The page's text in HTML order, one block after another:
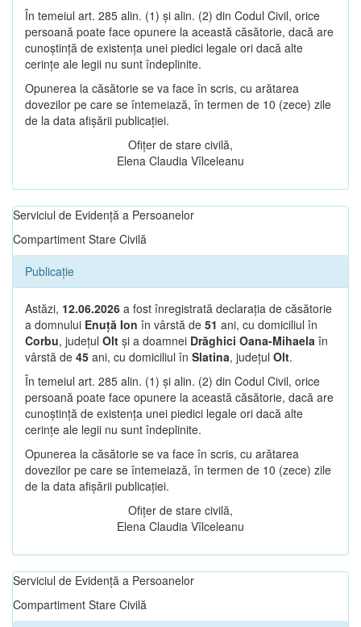
În temeiul art. 285 alin. (1) și alin. (2) din Codul Civil, orice
persoană poate face opunere la această căsătorie, dacă are
cunoștință de existența unei piedici legale ori dacă alte
cerințe ale legii nu sunt îndeplinite.
Opunerea la căsătorie se va face în scris, cu arătarea
dovezilor pe care se întemeiază, în termen de 10 (zece) zile
de la data afișării publicației.
Ofițer de stare civilă,
Elena Claudia Vîlceleanu
Serviciul de Evidență a Persoanelor
Compartiment Stare Civilă
Publicație
Astăzi, 12.06.2026 a fost înregistrată declarația de căsătorie
a domnului Enuță Ion în vârstă de 51 ani, cu domiciliul în
Corbu, județul Olt și a doamnei Drăghici Oana-Mihaela în
vârstă de 45 ani, cu domiciliul în Slatina, județul Olt.
În temeiul art. 285 alin. (1) și alin. (2) din Codul Civil, orice
persoană poate face opunere la această căsătorie, dacă are
cunoștință de existența unei piedici legale ori dacă alte
cerințe ale legii nu sunt îndeplinite.
Opunerea la căsătorie se va face în scris, cu arătarea
dovezilor pe care se întemeiază, în termen de 10 (zece) zile
de la data afișării publicației.
Ofițer de stare civilă,
Elena Claudia Vîlceleanu
Serviciul de Evidență a Persoanelor
Compartiment Stare Civilă